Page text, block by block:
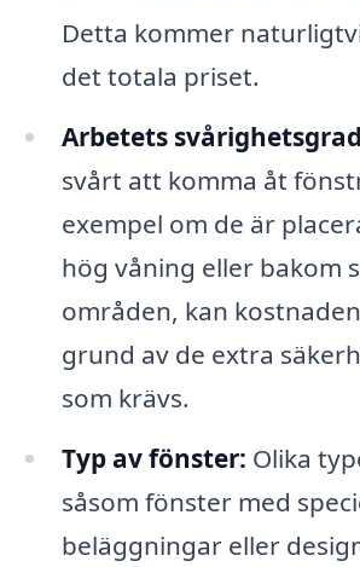
Detta kommer
det totala priset.
Arbetets
svårt att komma åt
exempel om de är
hög våning eller bakom
områden, kan
grund av de extra
som krävs.
Typ av fönster: Olika
såsom fönster med
beläggningar eller